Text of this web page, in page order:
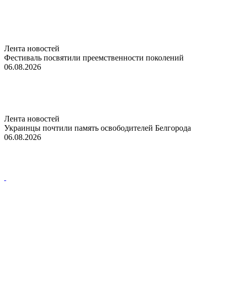
Лента новостей
Фестиваль посвятили преемственности поколений
06.08.2026
Лента новостей
Украинцы почтили память освободителей Белгорода
06.08.2026